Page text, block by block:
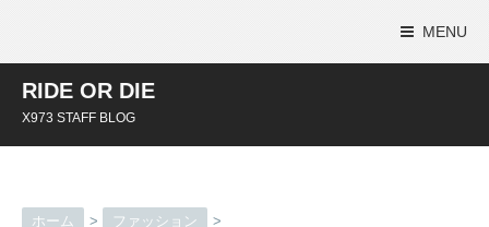
MENU
RIDE OR DIE
X973 STAFF BLOG
ホーム > ファッション >